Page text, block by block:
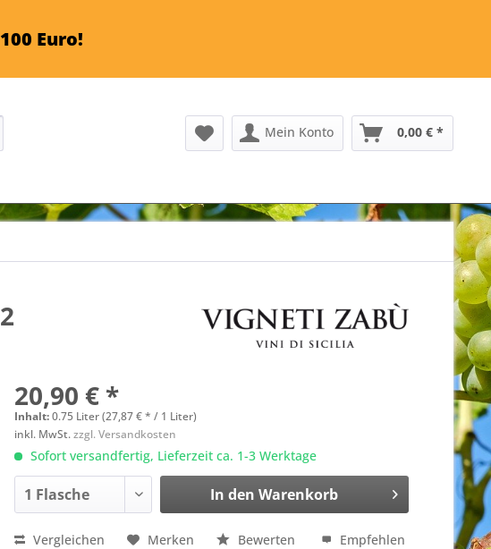
Euro!
Mein Konto 0,00 € *
20,90 € *
Inhalt:0.75 Liter (27,87 € * / 1 Liter)
inkl. MwSt.zzgl. Versandkosten
Sofort versandfertig, Lieferzeit ca. 1-3 Werktage
In den Warenkorb
Vergleichen Merken Bewerten Empfehlen